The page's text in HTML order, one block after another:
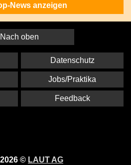
News anzeigen
Nach oben
© LAUT AG
Datenschutz
Jobs/Praktika
Feedback